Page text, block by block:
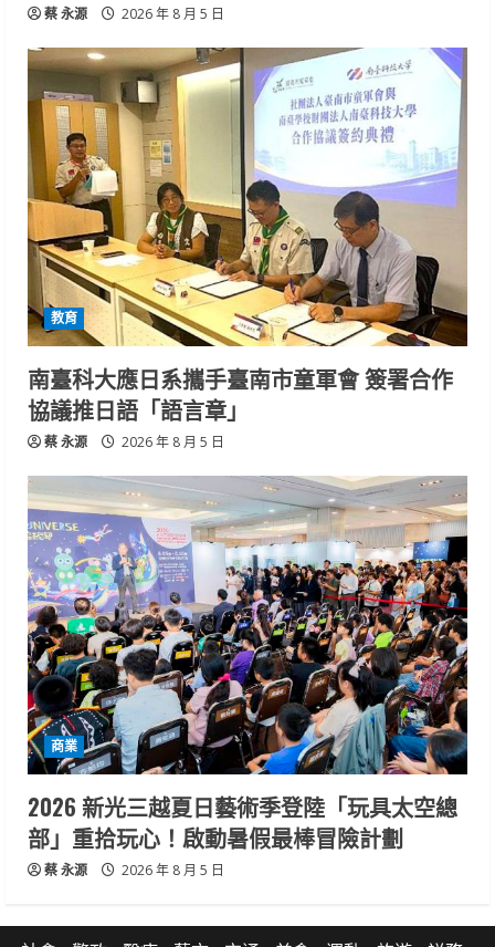
蔡 永源 2026 年 8 月 5 日
教育
南臺科大應日系攜手臺南市童軍會 簽署合作
協議推日語「語言章」
蔡 永源 2026 年 8 月 5 日
商業
2026 新光三越夏日藝術季登陸「玩具太空總
部」重拾玩心！啟動暑假最棒冒險計劃
蔡 永源 2026 年 8 月 5 日